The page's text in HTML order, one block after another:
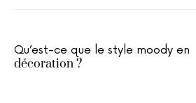
Qu’est-ce que le style moody en
décoration ?